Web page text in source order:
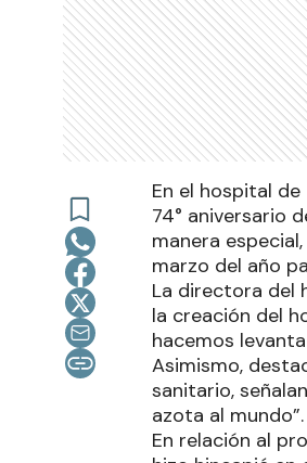
En el hospital
74° aniversario
manera
marzo del año
La directora del
la creación del
hacemos
Asimismo,
sanitario,
azota al mundo”.
En relación al